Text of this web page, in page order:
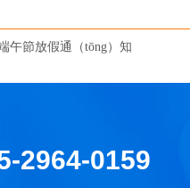
午節放假通（tōng）知
2964-0159